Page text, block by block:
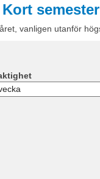
Kort semester
vanligen utanför